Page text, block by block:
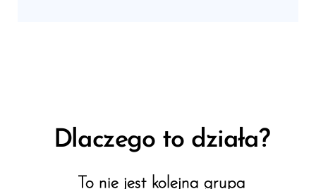
Dlaczego to działa?
To nie jest kolejna grupa